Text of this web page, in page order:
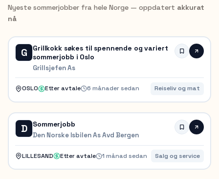
Nyeste sommerjobber fra hele Norge — oppdatert akkurat
nå
G
Grillkokk søkes til spennende og variert
sommerjobb i Oslo
Grillsjefen As
OSLO Etter avtale 6 månader sedan Reiseliv og mat
D Sommerjobb
Den Norske Isbilen As Avd Bergen
LILLESAND Etter avtale 1 månad sedan Salg og service